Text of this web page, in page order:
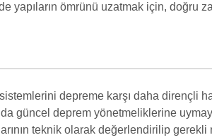
yapıların ömrünü uzatmak için, doğru
sistemlerini depreme karşı daha
güncel deprem yönetmeliklerine
teknik olarak değerlendirilip